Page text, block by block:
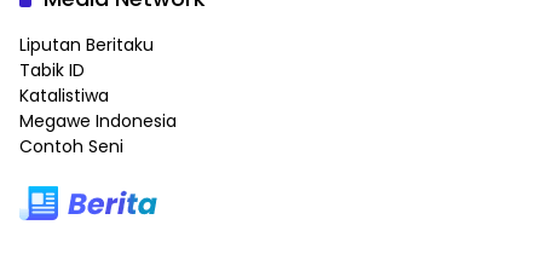
Liputan Beritaku
Tabik ID
Katalistiwa
Megawe Indonesia
Contoh Seni